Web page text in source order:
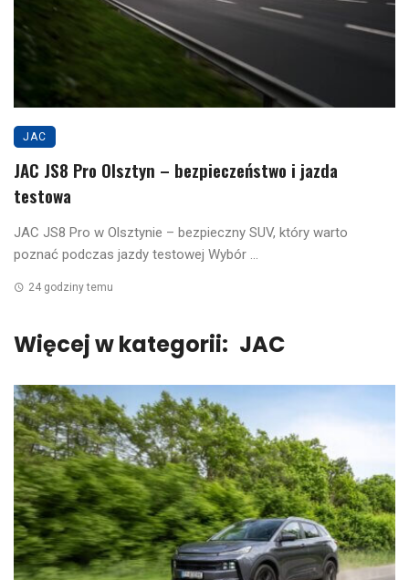
JAC
JAC JS8 Pro Olsztyn – bezpieczeństwo i jazda
testowa
JAC JS8 Pro w Olsztynie – bezpieczny SUV, który warto
poznać podczas jazdy testowej Wybór ...
24 godziny temu
Więcej w kategorii: JAC